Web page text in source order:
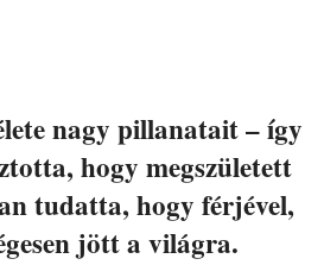
nagy pillanatait – így
hogy megszületett
tudatta, hogy férjével,
jött a világra.